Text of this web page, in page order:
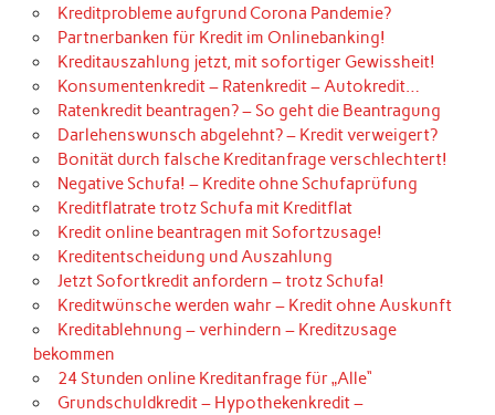
Kreditprobleme aufgrund Corona Pandemie?
Partnerbanken für Kredit im Onlinebanking!
Kreditauszahlung jetzt, mit sofortiger Gewissheit!
Konsumentenkredit – Ratenkredit – Autokredit…
Ratenkredit beantragen? – So geht die Beantragung
Darlehenswunsch abgelehnt? – Kredit verweigert?
Bonität durch falsche Kreditanfrage verschlechtert!
Negative Schufa! – Kredite ohne Schufaprüfung
Kreditflatrate trotz Schufa mit Kreditflat
Kredit online beantragen mit Sofortzusage!
Kreditentscheidung und Auszahlung
Jetzt Sofortkredit anfordern – trotz Schufa!
Kreditwünsche werden wahr – Kredit ohne Auskunft
Kreditablehnung – verhindern – Kreditzusage
bekommen
24 Stunden online Kreditanfrage für „Alle“
Grundschuldkredit – Hypothekenkredit –